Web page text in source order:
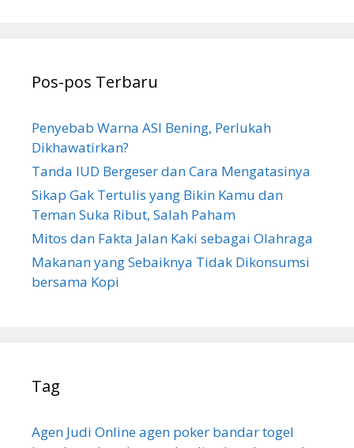
t
k
:
Pos-pos Terbaru
Penyebab Warna ASI Bening, Perlukah
Dikhawatirkan?
Tanda IUD Bergeser dan Cara Mengatasinya
Sikap Gak Tertulis yang Bikin Kamu dan
Teman Suka Ribut, Salah Paham
Mitos dan Fakta Jalan Kaki sebagai Olahraga
Makanan yang Sebaiknya Tidak Dikonsumsi
bersama Kopi
Tag
Agen Judi Onlineagen poker bandar togel